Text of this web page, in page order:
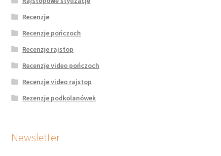
Recenzje
Recenzje pończoch
Recenzje rajstop
Recenzje video pończoch
Recenzje video rajstop
Rezenzje podkolanówek
Newsletter